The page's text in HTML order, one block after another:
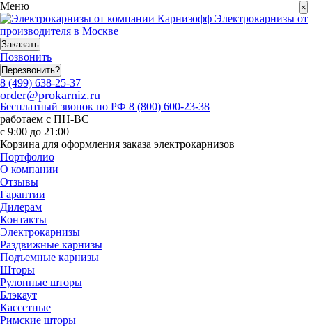
Меню
Электрокарнизы от
производителя в Москве
Заказать
Позвонить
Перезвонить?
8 (499) 638-25-37
order@prokarniz.ru
Бесплатный звонок по РФ 8 (800) 600-23-38
работаем с ПН-ВС
с 9:00 до 21:00
Корзина для оформления заказа электрокарнизов
Портфолио
О компании
Отзывы
Гарантии
Дилерам
Контакты
Электрокарнизы
Раздвижные карнизы
Подъемные карнизы
Шторы
Рулонные шторы
Блэкаут
Кассетные
Римские шторы
×